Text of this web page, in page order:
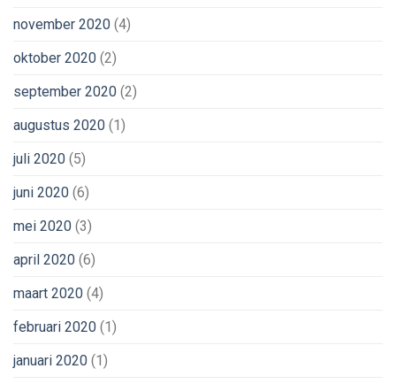
november 2020 (4)
oktober 2020 (2)
september 2020 (2)
augustus 2020 (1)
juli 2020 (5)
juni 2020 (6)
mei 2020 (3)
april 2020 (6)
maart 2020 (4)
februari 2020 (1)
januari 2020 (1)